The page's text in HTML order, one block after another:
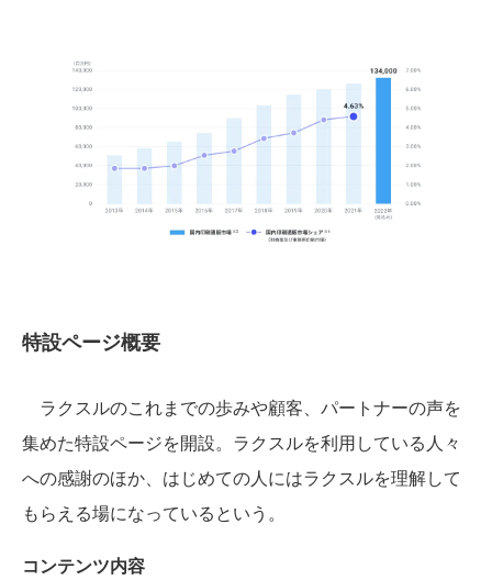
特設ページ概要
ラクスルのこれまでの歩みや顧客、パートナーの声を
集めた特設ページを開設。ラクスルを利用している人々
への感謝のほか、はじめての人にはラクスルを理解して
もらえる場になっているという。
コンテンツ内容